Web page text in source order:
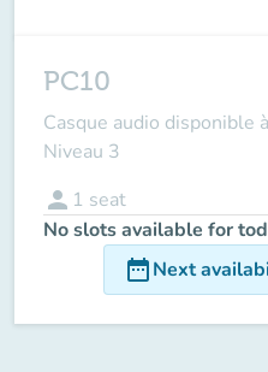
PC10
Casque audio disponible
Niveau 3
person 1 seat
No slots available for
date_rangeNext